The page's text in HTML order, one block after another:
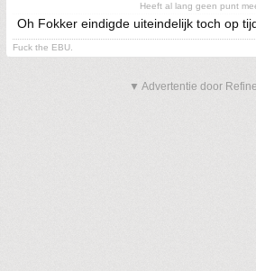
Heeft al lang geen punt
Oh Fokker eindigde uiteindelijk toch op
Fuck the EBU.
▼ Advertentie door